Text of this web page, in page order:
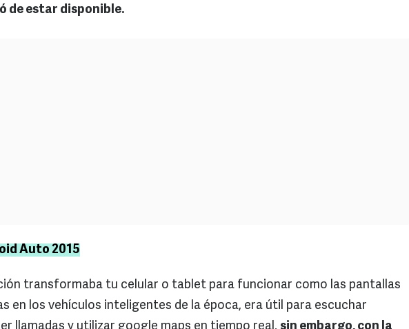
de estar disponible.
Auto 2015
transformaba tu celular o tablet para funcionar como las pantallas
en los vehículos inteligentes de la época, era útil para escuchar